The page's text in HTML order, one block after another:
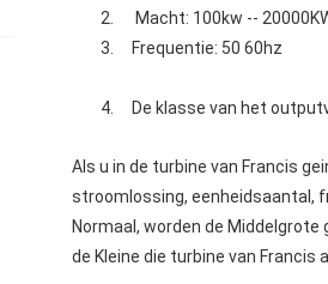
2. Macht: 100kw --
3. Frequentie: 50 60hz
4. De klasse van het
Als u in de turbine van Francis
stroomlossing, eenheidsaantal,
Normaal, worden de
de Kleine die turbine van